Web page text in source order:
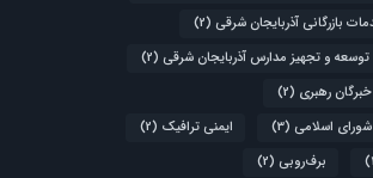
بازرگانی آذربایجان شرقی (2)
توسعه و تجهیز مدارس آذربایجان شرقی (2)
رهبری (2)
اسلامی (3) ایمنی ترافیک (2)
برف‌روبی (2)